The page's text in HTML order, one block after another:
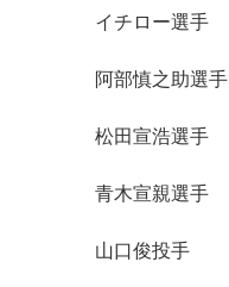
イチロー選手
阿部慎之助選手
松田宣浩選手
青木宣親選手
山口俊投手